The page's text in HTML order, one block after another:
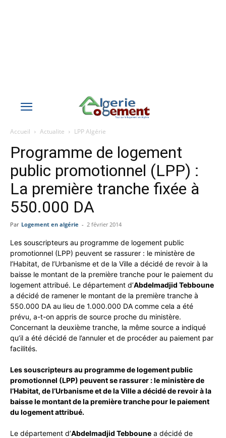
Accueil Actualite LPP Algérie
Programme de logement
public promotionnel (LPP) :
La première tranche fixée à
550.000 DA
Par Logement en algérie - 2 février 2014
Les souscripteurs au programme de logement public
promotionnel (LPP) peuvent se rassurer : le ministère de
l’Habitat, de l’Urbanisme et de la Ville a décidé de revoir à la
baisse le montant de la première tranche pour le paiement du
logement attribué. Le département d’Abdelmadjid Tebboune
a décidé de ramener le montant de la première tranche à
550.000 DA au lieu de 1.000.000 DA comme cela a été
prévu, a-t-on appris de source proche du ministère.
Concernant la deuxième tranche, la même source a indiqué
qu’il a été décidé de l’annuler et de procéder au paiement par
facilités.
Les souscripteurs au programme de logement public
promotionnel (LPP) peuvent se rassurer : le ministère de
l’Habitat, de l’Urbanisme et de la Ville a décidé de revoir à la
baisse le montant de la première tranche pour le paiement
du logement attribué.
Le département d’Abdelmadjid Tebboune a décidé de